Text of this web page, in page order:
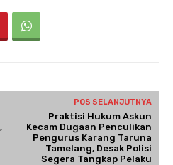
POS SELANJUTNYA
Praktisi Hukum Askun
Kecam Dugaan Penculikan
Pengurus Karang Taruna
Tamelang, Desak Polisi
Segera Tangkap Pelaku